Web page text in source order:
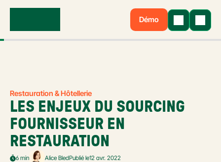
Démo
Restauration & Hôtellerie
LES ENJEUX DU SOURCING
FOURNISSEUR EN
RESTAURATION
6 min Alice BledPublié le12 avr. 2022